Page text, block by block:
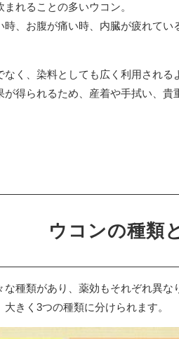
れることの多いウコン。
、お腹が痛い時、内臓が疲れて
く、染料としても広く利用される
得られるため、産着や手拭い、
ウコンの種類
種類があり、薬効もそれぞれ異な
きく3つの種類に分けられます。